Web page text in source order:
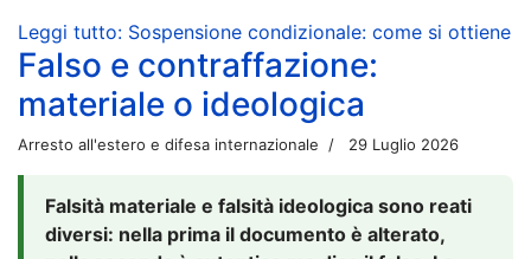
Leggi tutto: Sospensione condizionale: come si ottiene
Falso e contraffazione:
materiale o ideologica
Arresto all'estero e difesa internazionale 29 Luglio 2026
Falsità materiale e falsità ideologica sono reati
diversi: nella prima il documento è alterato,